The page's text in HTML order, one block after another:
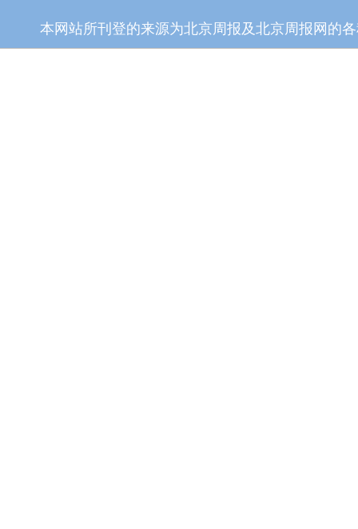
本网站所刊登的来源为北京周报及北京周报网的